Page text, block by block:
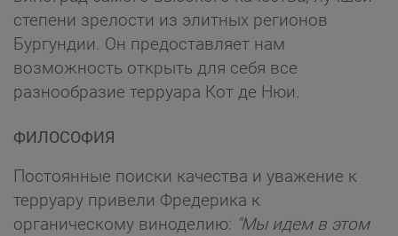
степени зрелости из элитных регионов
Бургундии. Он предоставляет нам
возможность открыть для себя все
разнообразие терруара Кот де Нюи.
ФИЛОСОФИЯ
Постоянные поиски качества и уважение к
терруару привели Фредерика к
органическому виноделию: "Мы идем в этом